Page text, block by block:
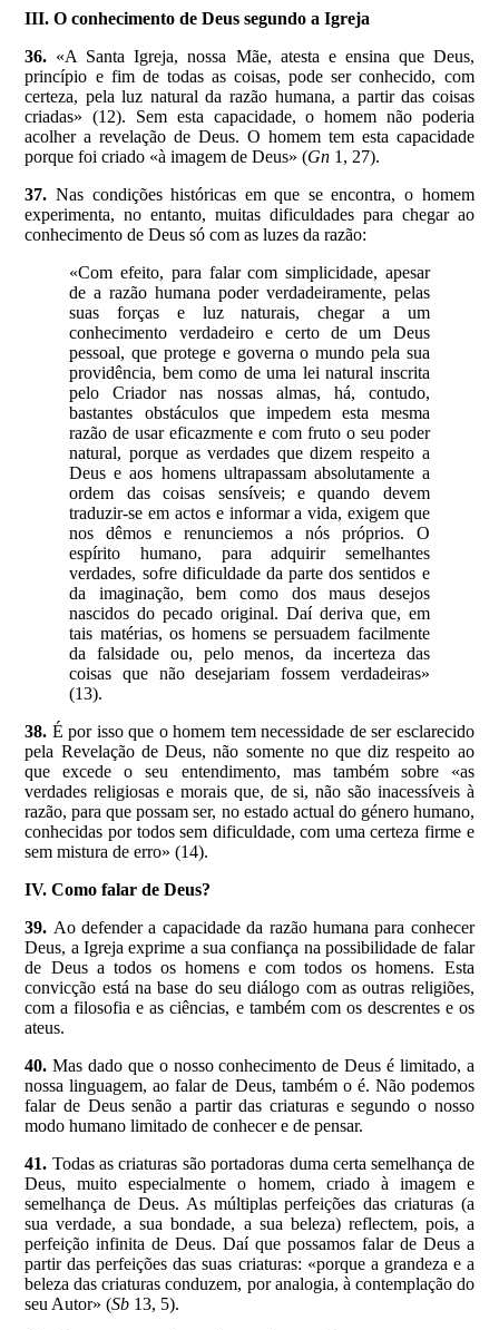
III. O conhecimento de Deus segundo a Igreja
36. «A Santa Igreja, nossa Mãe, atesta e ensina que Deus,
princípio e fim de todas as coisas, pode ser conhecido, com
certeza, pela luz natural da razão humana, a partir das coisas
criadas» (12). Sem esta capacidade, o homem não poderia
acolher a revelação de Deus. O homem tem esta capacidade
porque foi criado «à imagem de Deus» (Gn 1, 27).
37. Nas condições históricas em que se encontra, o homem
experimenta, no entanto, muitas dificuldades para chegar ao
conhecimento de Deus só com as luzes da razão:
«Com efeito, para falar com simplicidade, apesar
de a razão humana poder verdadeiramente, pelas
suas forças e luz naturais, chegar a um
conhecimento verdadeiro e certo de um Deus
pessoal, que protege e governa o mundo pela sua
providência, bem como de uma lei natural inscrita
pelo Criador nas nossas almas, há, contudo,
bastantes obstáculos que impedem esta mesma
razão de usar eficazmente e com fruto o seu poder
natural, porque as verdades que dizem respeito a
Deus e aos homens ultrapassam absolutamente a
ordem das coisas sensíveis; e quando devem
traduzir-se em actos e informar a vida, exigem que
nos dêmos e renunciemos a nós próprios. O
espírito humano, para adquirir semelhantes
verdades, sofre dificuldade da parte dos sentidos e
da imaginação, bem como dos maus desejos
nascidos do pecado original. Daí deriva que, em
tais matérias, os homens se persuadem facilmente
da falsidade ou, pelo menos, da incerteza das
coisas que não desejariam fossem verdadeiras»
(13).
38. É por isso que o homem tem necessidade de ser esclarecido
pela Revelação de Deus, não somente no que diz respeito ao
que excede o seu entendimento, mas também sobre «as
verdades religiosas e morais que, de si, não são inacessíveis à
razão, para que possam ser, no estado actual do género humano,
conhecidas por todos sem dificuldade, com uma certeza firme e
sem mistura de erro» (14).
IV. Como falar de Deus?
39. Ao defender a capacidade da razão humana para conhecer
Deus, a Igreja exprime a sua confiança na possibilidade de falar
de Deus a todos os homens e com todos os homens. Esta
convicção está na base do seu diálogo com as outras religiões,
com a filosofia e as ciências, e também com os descrentes e os
ateus.
40. Mas dado que o nosso conhecimento de Deus é limitado, a
nossa linguagem, ao falar de Deus, também o é. Não podemos
falar de Deus senão a partir das criaturas e segundo o nosso
modo humano limitado de conhecer e de pensar.
41. Todas as criaturas são portadoras duma certa semelhança de
Deus, muito especialmente o homem, criado à imagem e
semelhança de Deus. As múltiplas perfeições das criaturas (a
sua verdade, a sua bondade, a sua beleza) reflectem, pois, a
perfeição infinita de Deus. Daí que possamos falar de Deus a
partir das perfeições das suas criaturas: «porque a grandeza e a
beleza das criaturas conduzem, por analogia, à contemplação do
seu Autor» (Sb 13, 5).